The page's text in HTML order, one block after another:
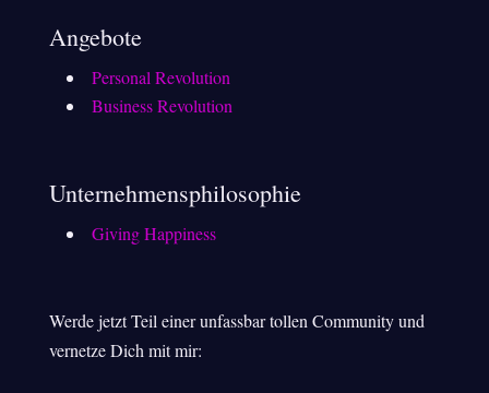
Angebote
Personal Revolution
Business Revolution
Unternehmensphilosophie
Giving Happiness
Werde jetzt Teil einer unfassbar tollen Community und
vernetze Dich mit mir: